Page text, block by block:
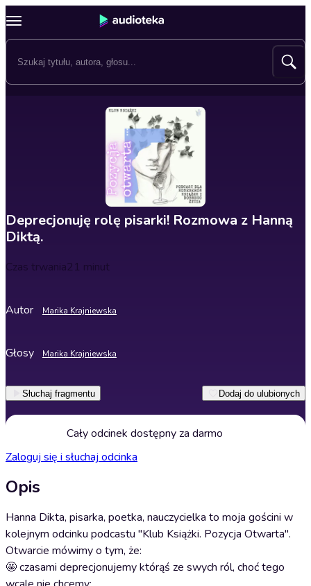
Deprecjonuję rolę pisarki! Rozmowa z Hanną
Diktą.
Czas trwania21 minut
Autor Marika Krajniewska
Głosy Marika Krajniewska
Słuchaj fragmentu Dodaj do ulubionych
Cały odcinek dostępny za darmo
Zaloguj się i słuchaj odcinka
Opis
Hanna Dikta, pisarka, poetka, nauczycielka to moja gościni w
kolejnym odcinku podcastu "Klub Książki. Pozycja Otwarta".
Otwarcie mówimy o tym, że:
🤩 czasami deprecjonujemy którąś ze swych ról, choć tego